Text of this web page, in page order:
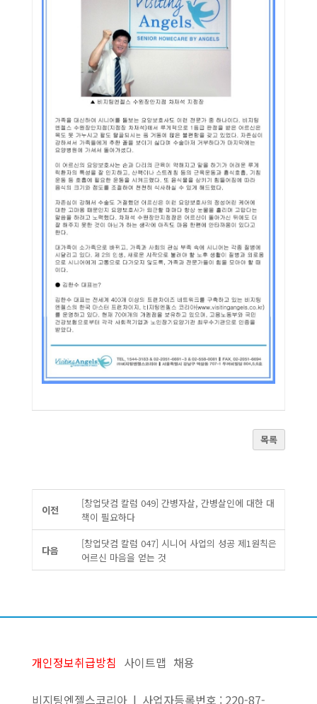
목록
이전
[창업닷컴 칼럼 049] 간병자살, 간병살인에 대한 대
책이 필요하다
다음
[창업닷컴 칼럼 047] 시니어 사업의 성공 제1원칙은
어르신 마음을 얻는 것
개인정보취급방침 사이트맵 채용
비지팅엔젤스코리아 | 사업자등록번호 : 220-87-